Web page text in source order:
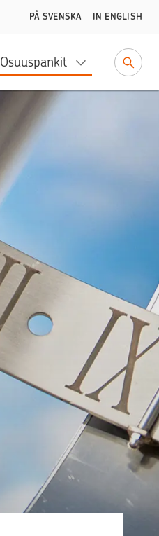
PÅ SVENSKA IN ENGLISH
Osuuspankit